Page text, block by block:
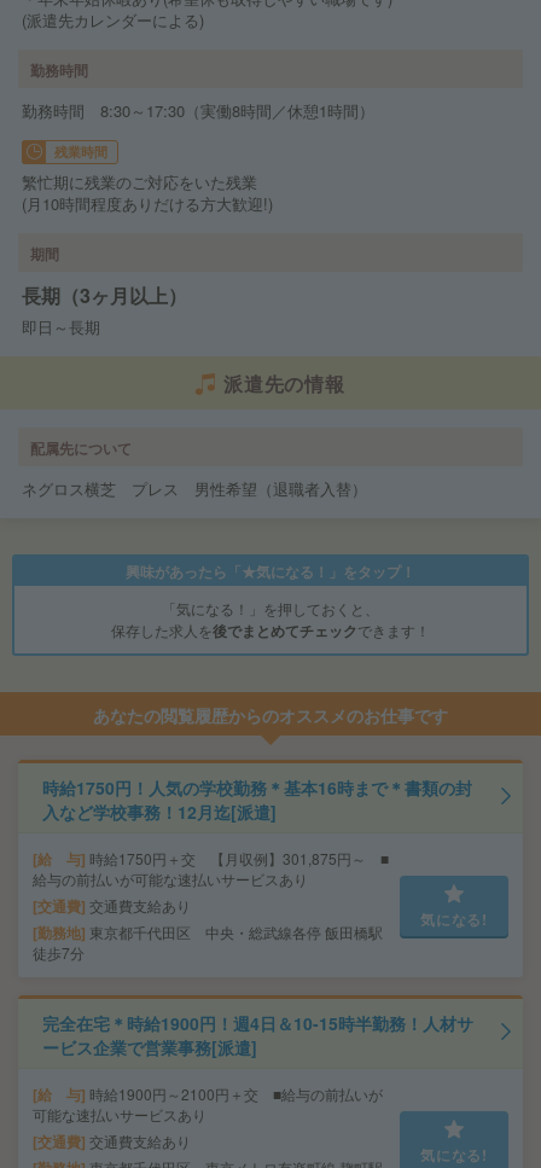
(派遣先カレンダーによる)
勤務時間
勤務時間 8:30～17:30（実働8時間／休憩1時間）
残業時間
繁忙期に残業のご対応をいた残業
(月10時間程度ありだける方大歓迎!)
期間
長期（3ヶ月以上）
即日～長期
派遣先の情報
配属先について
ネグロス横芝 プレス 男性希望（退職者入替）
興味があったら「★気になる！」をタップ！
「気になる！」を押しておくと、
保存した求人を後でまとめてチェックできます！
あなたの閲覧履歴からのオススメのお仕事です
時給1750円！人気の学校勤務＊基本16時まで＊書類の封
入など学校事務！12月迄[派遣]
給 与 時給1750円＋交 【月収例】301,875円～ ■
給与の前払いが可能な速払いサービスあり
交通費 交通費支給あり
勤務地 東京都千代田区 中央・総武線各停 飯田橋駅
徒歩7分
気になる!
完全在宅＊時給1900円！週4日＆10-15時半勤務！人材サ
ービス企業で営業事務[派遣]
給 与 時給1900円～2100円＋交 ■給与の前払いが
可能な速払いサービスあり
交通費 交通費支給あり
気になる!